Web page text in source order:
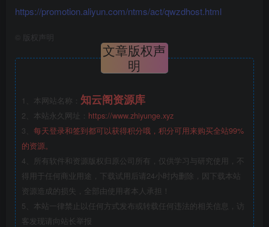
https://promotion.aliyun.com/ntms/act/qwzdhost.html
版权声明
文章版权声
明
1、本网站名称： 知云阁资源库
2、本站永久网址： https://www.zhiyunge.xyz
3、 每天登录和签到都可以获得积分哦，积分可用来购买全站99%
的资源。
4、所有软件和资源版权归原公司所有，仅供学习与研究使用，不
得用于任何商业用途，下载试用后请24小时内删除，因下载本站
资源造成的损失，全部由使用者本人承担！
5、本站一律禁止以任何方式发布或转载任何违法的相关信息，访
客发现请向站长举报